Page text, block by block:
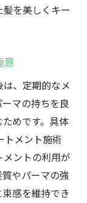
を美しくキー
意
、定期的なメ
マの持ちを良
めです。具体
トメント施術
ントの利用が
やパーマの強
感を維持でき